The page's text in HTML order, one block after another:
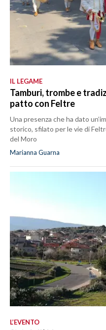
IL LEGAME
Tamburi, trombe e
patto con Feltre
Una presenza che ha dato
storico, sfilato per le vie di
del Moro
Marianna Guarna
L’EVENTO